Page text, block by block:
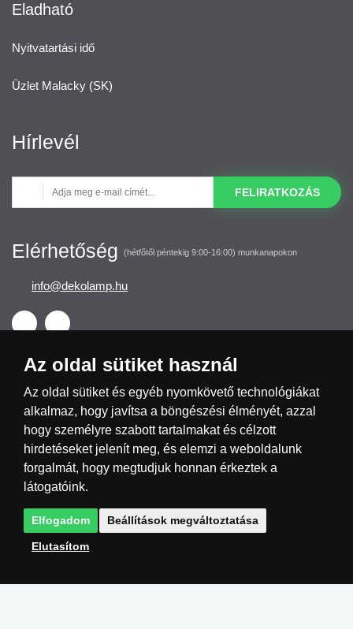
Eladható
Nyitvatartási idő
Üzlet Malacky (SK)
Hírlevél
FELIRATKOZÁS
Elérhetőség (hétfőtől péntekig 9:00-16:00) munkanapokon
info@dekolamp.hu
Česká republika Slovensko Deutschland
Magyarország Österreich België
Nederland
Az oldal sütiket használ
Az oldal sütiket és egyéb nyomkövető technológiákat
alkalmaz, hogy javítsa a böngészési élményét, azzal
hogy személyre szabott tartalmakat és célzott
hirdetéseket jelenít meg, és elemzi a weboldalunk
forgalmát, hogy megtudjuk honnan érkeztek a
látogatóink.
Elfogadom Beállítások megváltoztatása
Elutasítom